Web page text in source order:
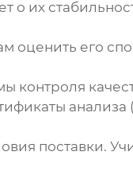
о их
оценить его
контроля
анализа
поставки.